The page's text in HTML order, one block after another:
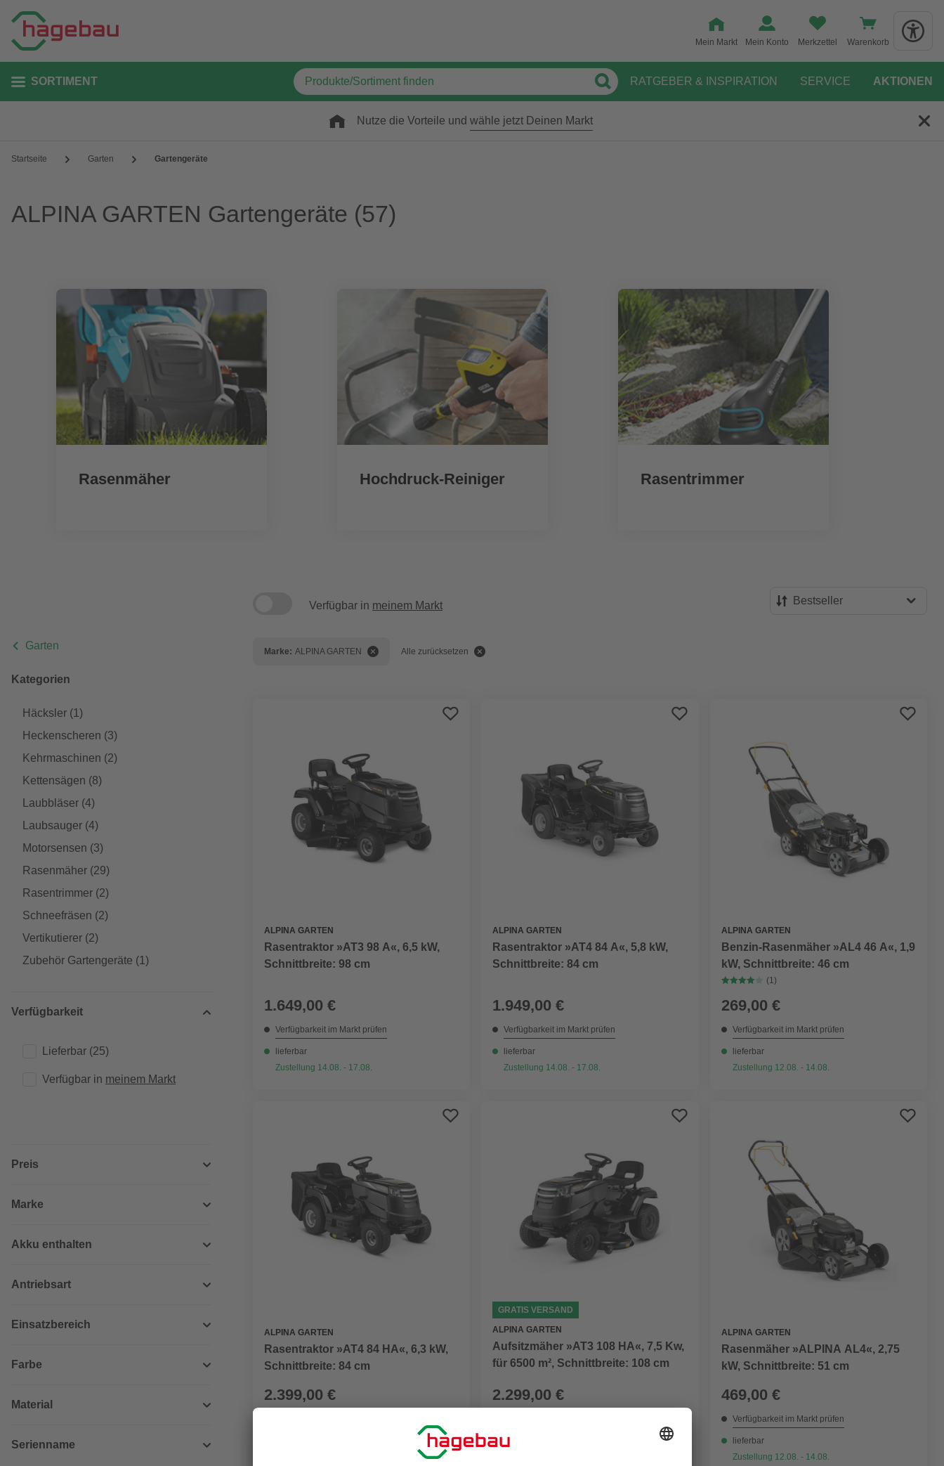
Mein Markt Mein Konto Merkzettel Warenkorb
SORTIMENT RATGEBER & INSPIRATION SERVICE AKTIONEN
Nutze die Vorteile und wähle jetzt Deinen Markt
Startseite Garten Gartengeräte
ALPINA GARTEN Gartengeräte (57)
Rasenmäher Hochdruck-Reiniger Rasentrimmer
Garten
Kategorien
Häcksler (1)
Heckenscheren (3)
Kehrmaschinen (2)
Kettensägen (8)
Laubbläser (4)
Laubsauger (4)
Motorsensen (3)
Rasenmäher (29)
Rasentrimmer (2)
Schneefräsen (2)
Vertikutierer (2)
Zubehör Gartengeräte (1)
Verfügbarkeit
Lieferbar (25)
Verfügbar in meinem Markt
Preis
Marke
Akku enthalten
Antriebsart
Einsatzbereich
Farbe
Material
Serienname
Verfügbar in meinem Markt Bestseller
Marke: ALPINA GARTEN Alle zurücksetzen
ALPINA GARTEN
Rasentraktor »AT3 98 A«, 6,5 kW,
Schnittbreite: 98 cm
1.649,00 €
Verfügbarkeit im Markt prüfen
lieferbar
Zustellung 14.08. - 17.08.
ALPINA GARTEN
Rasentraktor »AT4 84 A«, 5,8 kW,
Schnittbreite: 84 cm
1.949,00 €
Verfügbarkeit im Markt prüfen
lieferbar
Zustellung 14.08. - 17.08.
ALPINA GARTEN
Benzin-Rasenmäher »AL4 46 A«, 1,9
kW, Schnittbreite: 46 cm
(1)
269,00 €
Verfügbarkeit im Markt prüfen
lieferbar
Zustellung 12.08. - 14.08.
ALPINA GARTEN
Rasentraktor »AT4 84 HA«, 6,3 kW,
Schnittbreite: 84 cm
2.399,00 €
GRATIS VERSAND
ALPINA GARTEN
Aufsitzmäher »AT3 108 HA«, 7,5 Kw,
für 6500 m², Schnittbreite: 108 cm
2.299,00 €
ALPINA GARTEN
Rasenmäher »ALPINA AL4«, 2,75
kW, Schnittbreite: 51 cm
469,00 €
Verfügbarkeit im Markt prüfen
lieferbar
Zustellung 12.08. - 14.08.